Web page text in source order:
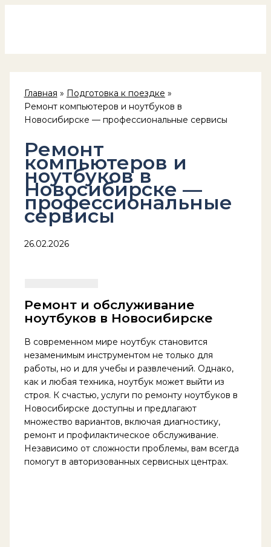
Главная
Подготовка к поездке
Ремонт компьютеров и ноутбуков в
Новосибирске — профессиональные сервисы
Ремонт
компьютеров и
ноутбуков в
Новосибирске —
профессиональные
сервисы
26.02.2026
Ремонт и обслуживание
ноутбуков в Новосибирске
В современном мире ноутбук становится
незаменимым инструментом не только для
работы, но и для учебы и развлечений. Однако,
как и любая техника, ноутбук может выйти из
строя. К счастью, услуги по ремонту ноутбуков в
Новосибирске доступны и предлагают
множество вариантов, включая диагностику,
ремонт и профилактическое обслуживание.
Независимо от сложности проблемы, вам всегда
помогут в авторизованных сервисных центрах.